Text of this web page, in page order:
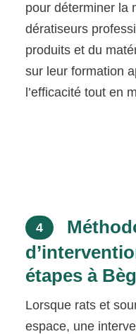
pour déterminer la
dératiseurs
produits et du
sur leur formation
l’efficacité tout en
4
étapes à
Lorsque rats et
espace, une